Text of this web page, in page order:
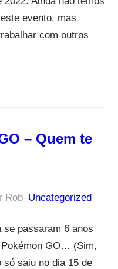
evento, mas
com outros
– Quem te
Rob–Uncategorized
se passaram 6 anos
GO… (Sim,
só saiu no dia 15 de